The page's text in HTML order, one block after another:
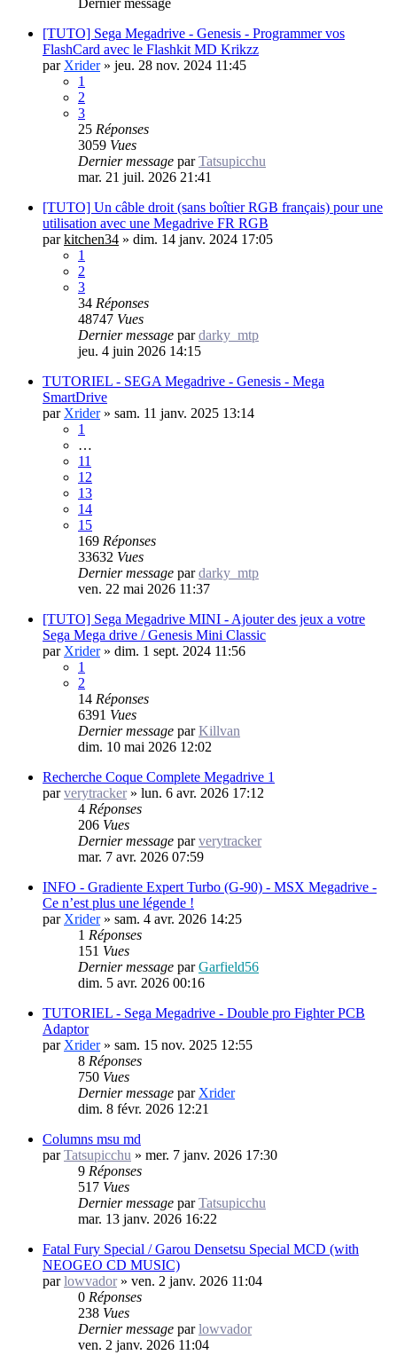
[TUTO] Sega Megadrive - Genesis - Programmer vos
FlashCard avec le Flashkit MD Krikzz
par Xrider» jeu. 28 nov. 2024 11:45
1
2
3
25 Réponses
3059 Vues
Dernier message parTatsupicchu
mar. 21 juil. 2026 21:41
[TUTO] Un câble droit (sans boîtier RGB français) pour une
utilisation avec une Megadrive FR RGB
parkitchen34 » dim. 14 janv. 2024 17:05
1
2
3
34 Réponses
48747 Vues
Dernier message pardarky_mtp
jeu. 4 juin 2026 14:15
TUTORIEL - SEGA Megadrive - Genesis - Mega
SmartDrive
par Xrider» sam. 11 janv. 2025 13:14
1
…
11
12
13
14
15
169 Réponses
33632 Vues
Dernier message pardarky_mtp
ven. 22 mai 2026 11:37
[TUTO] Sega Megadrive MINI - Ajouter des jeux a votre
Sega Mega drive / Genesis Mini Classic
par Xrider» dim. 1 sept. 2024 11:56
1
2
14 Réponses
6391 Vues
Dernier message parKillvan
dim. 10 mai 2026 12:02
Recherche Coque Complete Megadrive 1
parverytracker» lun. 6 avr. 2026 17:12
4 Réponses
206 Vues
Dernier message parverytracker
mar. 7 avr. 2026 07:59
INFO - Gradiente Expert Turbo (G-90) - MSX Megadrive -
Ce n’est plus une légende !
par Xrider» sam. 4 avr. 2026 14:25
1 Réponses
151 Vues
Dernier message parGarfield56
dim. 5 avr. 2026 00:16
TUTORIEL - Sega Megadrive - Double pro Fighter PCB
Adaptor
par Xrider» sam. 15 nov. 2025 12:55
8 Réponses
750 Vues
Dernier message par Xrider
dim. 8 févr. 2026 12:21
Columns msu md
parTatsupicchu » mer. 7 janv. 2026 17:30
9 Réponses
517 Vues
Dernier message parTatsupicchu
mar. 13 janv. 2026 16:22
Fatal Fury Special / Garou Densetsu Special MCD (with
NEOGEO CD MUSIC)
parlowvador» ven. 2 janv. 2026 11:04
0 Réponses
238 Vues
Dernier message parlowvador
ven. 2 janv. 2026 11:04